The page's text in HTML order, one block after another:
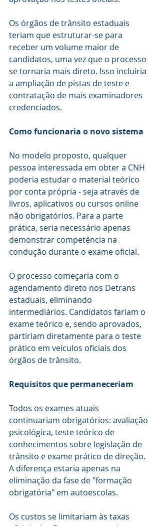
Os órgãos de trânsito estaduais
teriam que estruturar-se para
receber um volume maior de
candidatos, uma vez que o processo
se tornaria mais direto. Isso incluiria
a ampliação de pistas de teste e
contratação de mais examinadores
credenciados.
Como funcionaria o novo sistema
No modelo proposto, qualquer
pessoa interessada em obter a CNH
poderia estudar o material teórico
por conta própria - seja através de
livros, aplicativos ou cursos online
não obrigatórios. Para a parte
prática, seria necessário apenas
demonstrar competência na
condução durante o exame oficial.
O processo começaria com o
agendamento direto nos Detrans
estaduais, eliminando
intermediários. Candidatos fariam o
exame teórico e, sendo aprovados,
partiriam diretamente para o teste
prático em veículos oficiais dos
órgãos de trânsito.
Requisitos que permaneceriam
Todos os exames atuais
continuariam obrigatórios: avaliação
psicológica, teste teórico de
conhecimentos sobre legislação de
trânsito e exame prático de direção.
A diferença estaria apenas na
eliminação da fase de "formação
obrigatória" em autoescolas.
Os custos se limitariam às taxas